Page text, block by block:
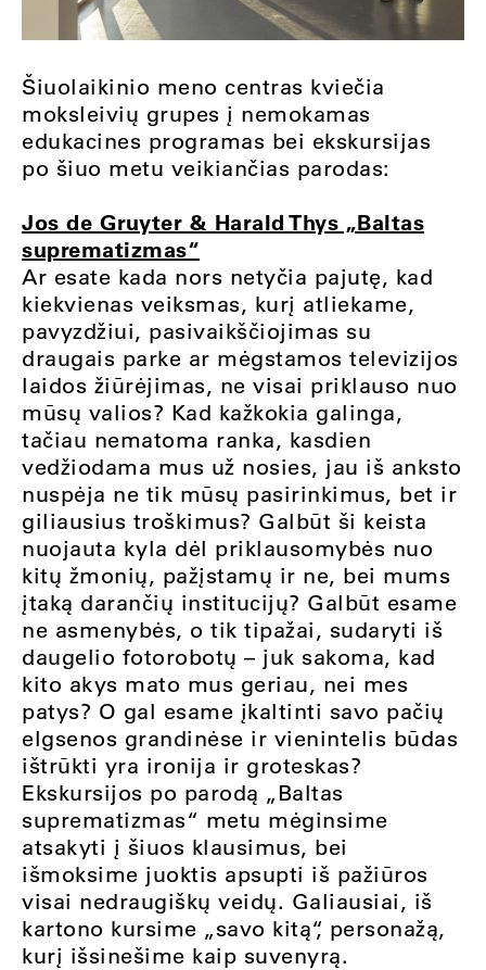
Šiuolaikinio meno centras kviečia
moksleivių grupes į nemokamas
edukacines programas bei ekskursijas
po šiuo metu veikiančias parodas:
Jos de Gruyter & Harald Thys „Baltas
suprematizmas“
Ar esate kada nors netyčia pajutę, kad
kiekvienas veiksmas, kurį atliekame,
pavyzdžiui, pasivaikščiojimas su
draugais parke ar mėgstamos televizijos
laidos žiūrėjimas, ne visai priklauso nuo
mūsų valios? Kad kažkokia galinga,
tačiau nematoma ranka, kasdien
vedžiodama mus už nosies, jau iš anksto
nuspėja ne tik mūsų pasirinkimus, bet ir
giliausius troškimus? Galbūt ši keista
nuojauta kyla dėl priklausomybės nuo
kitų žmonių, pažįstamų ir ne, bei mums
įtaką darančių institucijų? Galbūt esame
ne asmenybės, o tik tipažai, sudaryti iš
daugelio fotorobotų – juk sakoma, kad
kito akys mato mus geriau, nei mes
patys? O gal esame įkaltinti savo pačių
elgsenos grandinėse ir vienintelis būdas
ištrūkti yra ironija ir groteskas?
Ekskursijos po parodą „Baltas
suprematizmas“ metu mėginsime
atsakyti į šiuos klausimus, bei
išmoksime juoktis apsupti iš pažiūros
visai nedraugiškų veidų. Galiausiai, iš
kartono kursime „savo kitą“, personažą,
kurį išsinešime kaip suvenyrą.